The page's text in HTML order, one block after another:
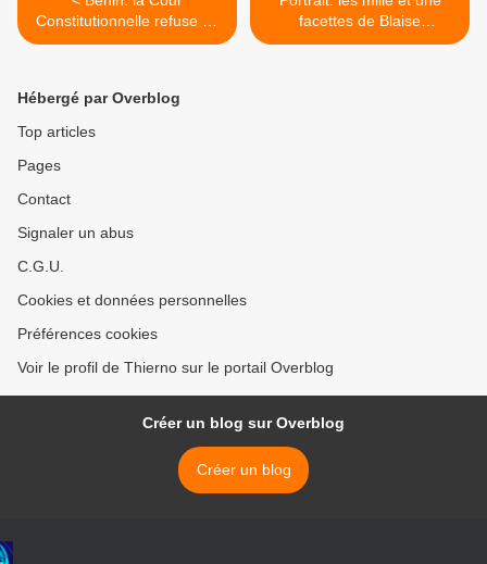
Constitutionnelle refuse un
troisième mandat au
facettes de Blaise
Compaoré >
Hébergé par Overblog
Top articles
Pages
Contact
Signaler un abus
C.G.U.
Cookies et données personnelles
Préférences cookies
Voir le profil de Thierno sur le portail Overblog
Créer un blog sur Overblog
Créer un blog